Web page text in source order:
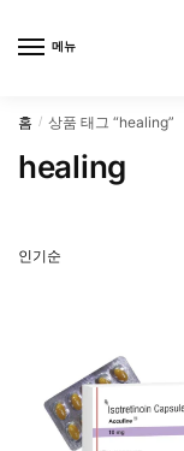
메뉴
홈 / 상품 태그 “healing”
healing